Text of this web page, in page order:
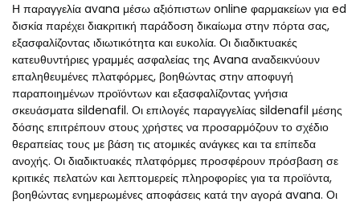
Η παραγγελία avana μέσω αξιόπιστων online φαρμακείων για ed
δισκία παρέχει διακριτική παράδοση δικαίωμα στην πόρτα σας,
εξασφαλίζοντας ιδιωτικότητα και ευκολία. Οι διαδικτυακές
κατευθυντήριες γραμμές ασφαλείας της Avana αναδεικνύουν
επαληθευμένες πλατφόρμες, βοηθώντας στην αποφυγή
παραποιημένων προϊόντων και εξασφαλίζοντας γνήσια
σκευάσματα sildenafil. Οι επιλογές παραγγελίας sildenafil μέσης
δόσης επιτρέπουν στους χρήστες να προσαρμόζουν το σχέδιο
θεραπείας τους με βάση τις ατομικές ανάγκες και τα επίπεδα
ανοχής. Οι διαδικτυακές πλατφόρμες προσφέρουν πρόσβαση σε
κριτικές πελατών και λεπτομερείς πληροφορίες για τα προϊόντα,
βοηθώντας ενημερωμένες αποφάσεις κατά την αγορά avana. Οι